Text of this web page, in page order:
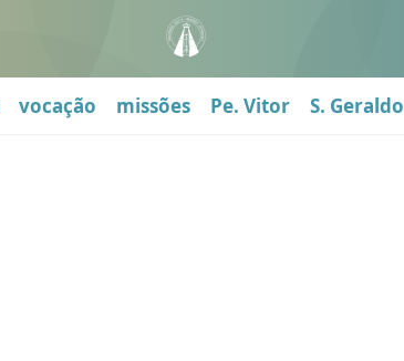
vocação missões Pe. Vitor S. Geraldo